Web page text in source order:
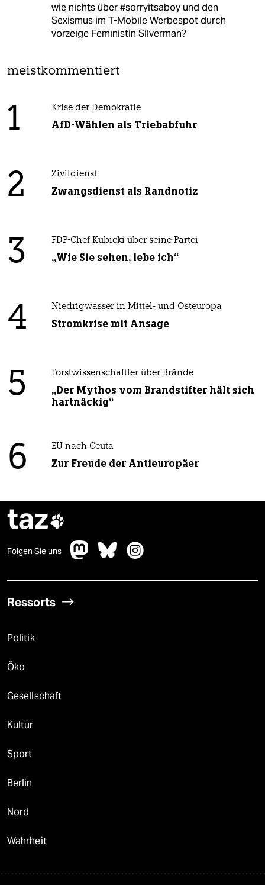
wie nichts über #sorryitsaboy und den
Sexismus im T-Mobile Werbespot durch
vorzeige Feministin Silverman?
meistkommentiert
1 Krise der Demokratie
AfD-Wählen als Triebabfuhr
2 Zivildienst
Zwangsdienst als Randnotiz
3 FDP-Chef Kubicki über seine Partei
„Wie Sie sehen, lebe ich“
4 Niedrigwasser in Mittel- und Osteuropa
Stromkrise mit Ansage
5 Forstwissenschaftler über Brände
„Der Mythos vom Brandstifter hält sich
hartnäckig“
6 EU nach Ceuta
Zur Freude der Antieuropäer
taz
Folgen Sie uns
Ressorts
Politik
Öko
Gesellschaft
Kultur
Sport
Berlin
Nord
Wahrheit